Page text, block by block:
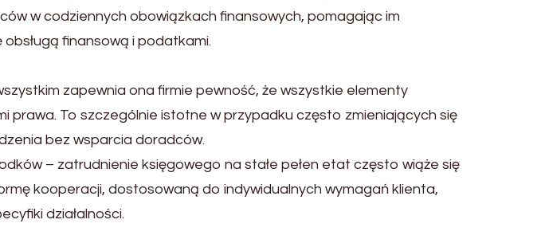
w codziennych obowiązkach finansowych, pomagając im
finansową i podatkami.
zapewnia ona firmie pewność, że wszystkie elementy
prawa. To szczególnie istotne w przypadku często zmieniających się
bez wsparcia doradców.
– zatrudnienie księgowego na stałe pełen etat często wiąże się
kooperacji, dostosowaną do indywidualnych wymagań klienta,
działalności.